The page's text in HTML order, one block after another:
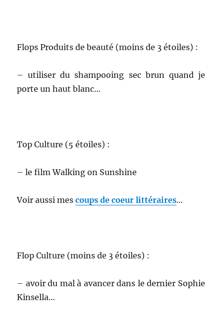
Flops Produits de beauté (moins de 3 étoiles) :
– utiliser du shampooing sec brun quand je
porte un haut blanc…
Top Culture (5 étoiles) :
– le film Walking on Sunshine
Voir aussi mescoups de coeur littéraires…
Flop Culture (moins de 3 étoiles) :
– avoir du mal à avancer dans le dernier Sophie
Kinsella…